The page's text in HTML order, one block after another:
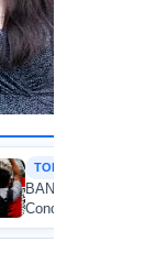
Expresses
Police Baton
in Dhaka